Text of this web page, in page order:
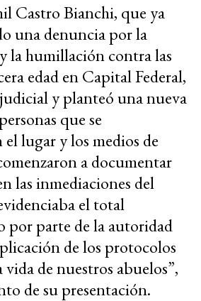
Castro Bianchi, que ya
una denuncia por la
la humillación contra las
edad en Capital Federal,
y planteó una nueva
que se
lugar y los medios de
a documentar
las inmediaciones del
el total
parte de la autoridad
de los protocolos
de nuestros abuelos”,
de su presentación.